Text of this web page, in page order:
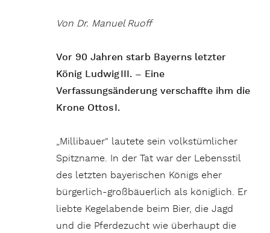
Von Dr. Manuel Ruoff
Vor 90 Jahren starb Bayerns letzter
König Ludwig III. – Eine
Verfassungsänderung verschaffte ihm die
Krone Ottos I.
„Millibauer“ lautete sein volkstümlicher
Spitzname. In der Tat war der Lebensstil
des letzten bayerischen Königs eher
bürgerlich-großbäuerlich als königlich. Er
liebte Kegelabende beim Bier, die Jagd
und die Pferdezucht wie überhaupt die